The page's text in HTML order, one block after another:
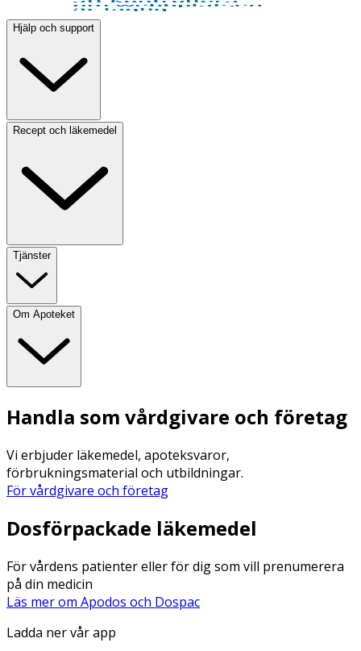
Hjälp och support
Recept och läkemedel
Tjänster
Om Apoteket
Handla som vårdgivare och företag
Vi erbjuder läkemedel, apoteksvaror,
förbrukningsmaterial och utbildningar.
För vårdgivare och företag
Dosförpackade läkemedel
För vårdens patienter eller för dig som vill prenumerera
på din medicin
Läs mer om Apodos och Dospac
Ladda ner vår app